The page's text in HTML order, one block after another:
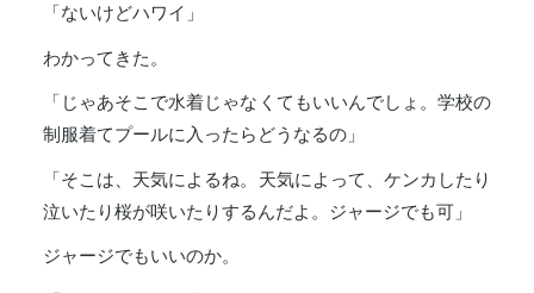
「ないけどハワイ」
わかってきた。
「じゃあそこで水着じゃなくてもいいんでしょ。学校の
制服着てプールに入ったらどうなるの」
「そこは、天気によるね。天気によって、ケンカしたり
泣いたり桜が咲いたりするんだよ。ジャージでも可」
ジャージでもいいのか。